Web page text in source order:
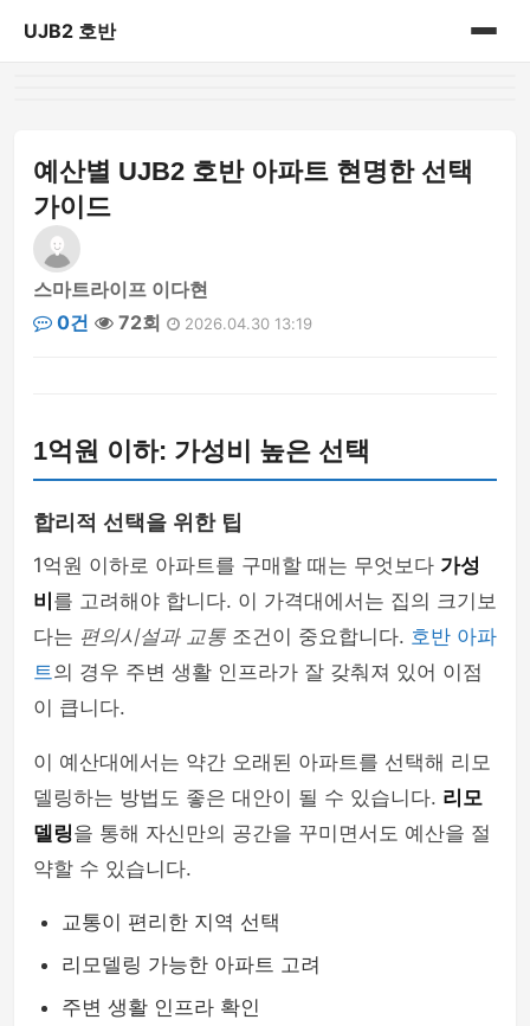
UJB2 호반
예산별 UJB2 호반 아파트 현명한 선택
가이드
스마트라이프 이다현
0건
72회 2026.04.30 13:19
1억원 이하: 가성비 높은 선택
합리적 선택을 위한 팁
1억원 이하로 아파트를 구매할 때는 무엇보다 가성
비 를 고려해야 합니다. 이 가격대에서는 집의 크기보
다는 편의시설과 교통 조건이 중요합니다. 호반 아파
트의 경우 주변 생활 인프라가 잘 갖춰져 있어 이점
이 큽니다.
이 예산대에서는 약간 오래된 아파트를 선택해 리모
델링하는 방법도 좋은 대안이 될 수 있습니다. 리모
델링을 통해 자신만의 공간을 꾸미면서도 예산을 절
약할 수 있습니다.
교통이 편리한 지역 선택
리모델링 가능한 아파트 고려
주변 생활 인프라 확인